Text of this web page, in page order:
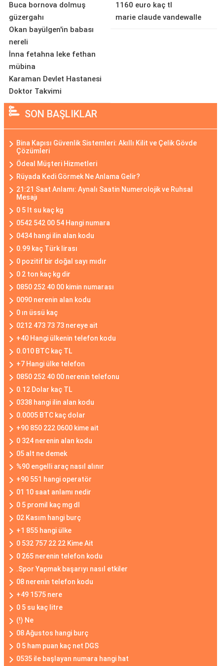
Buca bornova dolmuş
güzergahı
Okan bayülgen'in babası
nereli
İnna fetahna leke fethan
mübina
Karaman Devlet Hastanesi
Doktor Takvimi
1160 euro kaç tl
marie claude vandewalle
SON BAŞLIKLAR
Bina Kapısı Güvenlik Sistemleri: Akıllı Kilit ve Çelik Gövde
Çözümleri
Ödeal Müşteri Hizmetleri
Rüyada Kedi Görmek Ne Anlama Gelir?
21:21 Saat Anlamı: Aynalı Saatin Numerolojik ve Ruhsal
Mesajı
0 5 lt su kaç kg
0542 542 00 54 Hangi numara
0434 hangi ilin alan kodu
0.99 kaç Türk lirası
0 pozitif bir doğal sayı mıdır
0 2 ton kaç kg dir
0850 252 40 00 kimin numarası
0090 nerenin alan kodu
0 ın üssü kaç
0212 473 73 73 nereye ait
+40 Hangi ülkenin telefon kodu
0.010 BTC kaç TL
+7 Hangi ülke telefon
0850 252 40 00 nerenin telefonu
0.12 Dolar kaç TL
0338 hangi ilin alan kodu
0.0005 BTC kaç dolar
+90 850 222 0600 kime ait
0 324 nerenin alan kodu
05 alt ne demek
%90 engelli araç nasıl alınır
+90 551 hangi operatör
01 10 saat anlamı nedir
0 5 promil kaç mg dl
02 Kasım hangi burç
+1 855 hangi ülke
0 532 757 22 22 Kime Ait
0 265 nerenin telefon kodu
.Spor Yapmak başarıyı nasıl etkiler
08 nerenin telefon kodu
+49 1575 nere
0 5 su kaç litre
(!) Ne
08 Ağustos hangi burç
0 5 ham puan kaç net DGS
0535 ile başlayan numara hangi hat